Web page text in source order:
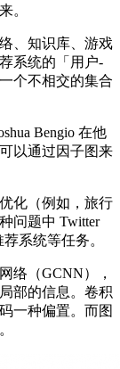
。
、知识库、游戏
系统的「用户-
个不相交的集合
Bengio 在他
以通过因子图来
化（例如，旅行
问题中 Twitter
系统等任务。
（GCNN），
部的信息。卷积
一种偏置。而图